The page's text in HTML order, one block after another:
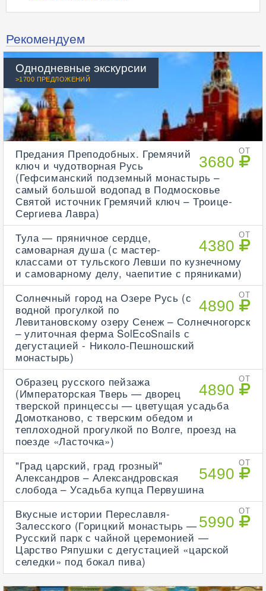
Рекомендуем
Однодневные экскурсии
>1700 ПРЕДЛОЖЕНИЙ
ОТ
3680
Предания Преподобных. Гремячий
ключ и чудотворная Русь
(Гефсиманский подземный монастырь –
самый большой водопад в Подмосковье
Святой источник Гремячий ключ – Троице-
Сергиева Лавра)
ОТ
4380
Тула — пряничное сердце,
самоварная душа (с мастер-
классами от тульского Левши по кузнечному
и самоварному делу, чаепитие с пряниками)
ОТ
4890
Солнечный город на Озере Русь (с
водной прогулкой по
Левитановскому озеру Сенеж – Солнечногорск
– улиточная ферма SolEcoSnails с
дегустацией - Николо-Пешношский
монастырь)
ОТ
4890
Образец русского пейзажа
(Императорская Тверь — дворец
тверской принцессы — цветущая усадьба
Домотканово, с тверским обедом и
теплоходной прогулкой по Волге, проезд на
поезде «Ласточка»)
ОТ
5490
"Град царский, град грозный"
Александров – Александровская
слобода – Усадьба купца Первушина
ОТ
5990
Вкусные истории Переславля-
Залесского (Горицкий монастырь —
Русский парк с чайной церемонией —
Царство Ряпушки с дегустацией «царской
селедки» под бокал пива)